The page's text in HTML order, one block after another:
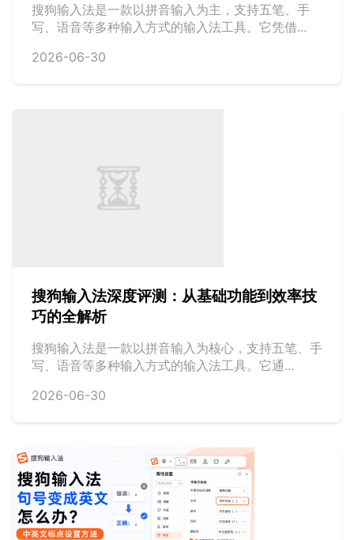
搜狗输入法是一款以拼音输入为主，支持五笔、手
写、语音等多种输入方式的输入法工具。它凭借...
2026-06-30
搜狗输入法深度评测：从基础功能到效率技
巧的全解析
搜狗输入法是一款以拼音输入为核心，支持五笔、手
写、语音等多种输入方式的输入法工具。它通...
2026-06-30